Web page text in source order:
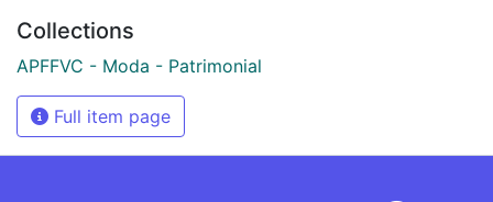
Collections
APFFVC - Moda - Patrimonial
Full item page